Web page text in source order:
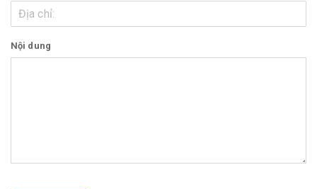
Nội dung